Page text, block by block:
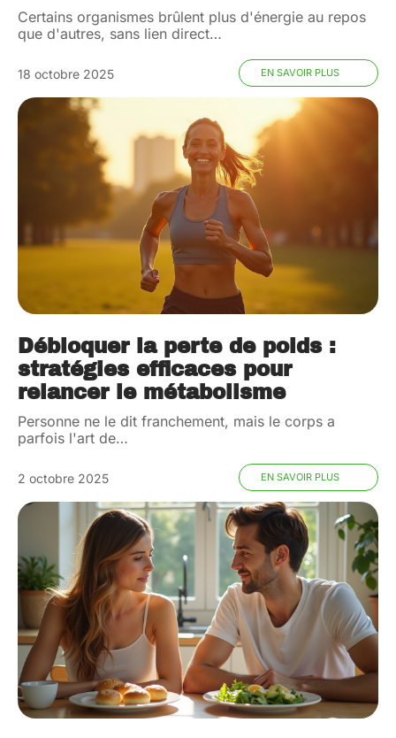
Certains organismes brûlent plus d'énergie au repos
que d'autres, sans lien direct…
18 octobre 2025 EN SAVOIR PLUS
Débloquer la perte de poids :
stratégies efficaces pour
relancer le métabolisme
Personne ne le dit franchement, mais le corps a
parfois l'art de…
2 octobre 2025 EN SAVOIR PLUS